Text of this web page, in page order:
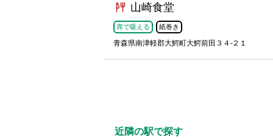
山崎食堂
席で吸える 紙巻き
青森県南津軽郡大鰐町大鰐前田３４-２１
近隣の駅で探す